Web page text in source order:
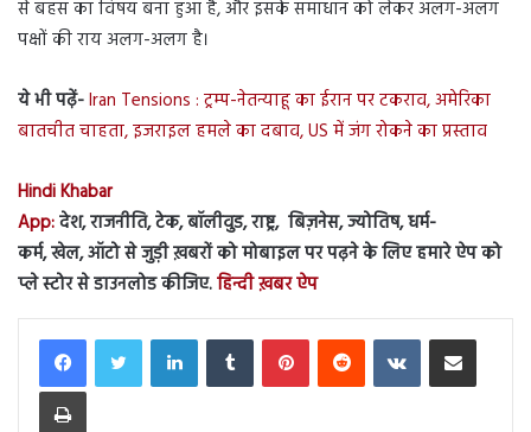
से बहस का विषय बना हुआ है, और इसके समाधान को लेकर अलग-अलग
पक्षों की राय अलग-अलग है।
ये भी पढ़ें-Iran Tensions : ट्रम्प-नेतन्याहू का ईरान पर टकराव, अमेरिका
बातचीत चाहता, इजराइल हमले का दबाव, US में जंग रोकने का प्रस्ताव
Hindi Khabar
App:देश, राजनीति, टेक, बॉलीवुड, राष्ट्र, बिज़नेस, ज्योतिष, धर्म-
कर्म, खेल, ऑटो से जुड़ी ख़बरों को मोबाइल पर पढ़ने के लिए हमारे ऐप को
प्ले स्टोर से डाउनलोड कीजिए.हिन्दी ख़बर ऐप
LinkedInTumblr PinterestReddit VKontakteShare via Email
Print